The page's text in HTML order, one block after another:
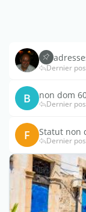
Dernier
B non dom
Dernier
F Statut non
Dernier